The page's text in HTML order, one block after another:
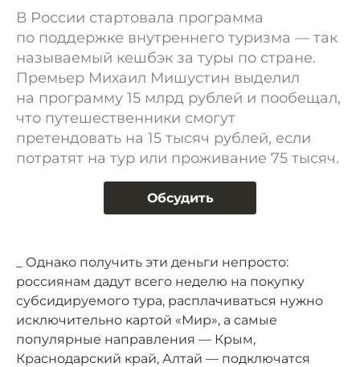
В России стартовала программа
по поддержке внутреннего туризма — так
называемый кешбэк за туры по стране.
Премьер Михаил Мишустин выделил
на программу 15 млрд рублей и пообещал,
что путешественники смогут
претендовать на 15 тысяч рублей, если
потратят на тур или проживание 75 тысяч.
Обсудить
_ Однако получить эти деньги непросто:
россиянам дадут всего неделю на покупку
субсидируемого тура, расплачиваться нужно
исключительно картой «Мир», а самые
популярные направления — Крым,
Краснодарский край, Алтай — подключатся